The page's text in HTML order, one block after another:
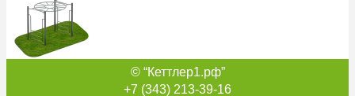
Рукоход-круг Sabirgym SGWOK028 уличный
© “Кеттлер1.рф”
+7 (343) 213-39-16